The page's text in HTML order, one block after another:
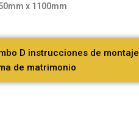
x 1100mm
D instrucciones de montaje
de matrimonio